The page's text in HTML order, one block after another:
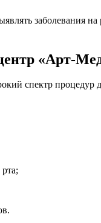
заболевания
«Арт-
спектр процедур